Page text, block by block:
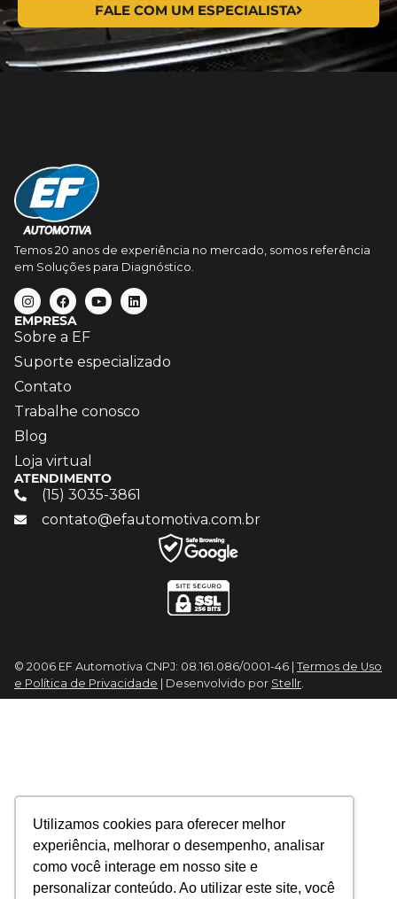
Utilizamos cookies para oferecer melhor
experiência, melhorar o desempenho, analisar
como você interage em nosso site e
personalizar conteúdo. Ao utilizar este site, você
FALE COM UM ESPECIALISTA
Temos 20 anos de experiência no mercado, somos referência
em Soluções para Diagnóstico.
EMPRESA
Sobre a EF
Suporte especializado
Contato
Trabalhe conosco
Blog
Loja virtual
ATENDIMENTO
(15) 3035-3861
contato@efautomotiva.com.br
© 2006 EF Automotiva CNPJ: 08.161.086/0001-46 | Termos de Uso
e Política de Privacidade | Desenvolvido por Stellr.